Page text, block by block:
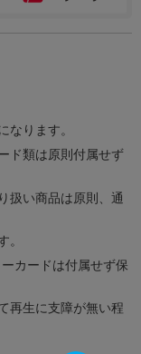
ります。
ド類は原則付属せず
扱い商品は原則、通
。
カードは付属せず保
再生に支障が無い程